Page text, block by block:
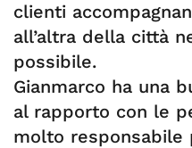
clienti
all’altra della città
possibile.
Gianmarco ha una
al rapporto con le
molto responsabile